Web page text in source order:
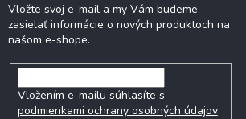
Vložte svoj e-mail a my Vám budeme
zasielať informácie o nových produktoch na
našom e-shope.
Vložením e-mailu súhlasíte s
podmienkami ochrany osobných údajov